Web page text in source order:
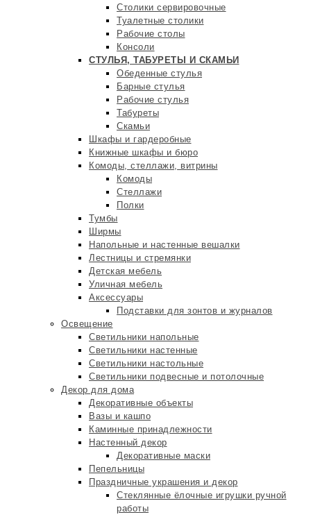
Столики сервировочные
Туалетные столики
Рабочие столы
Консоли
СТУЛЬЯ, ТАБУРЕТЫ И СКАМЬИ
Обеденные стулья
Барные стулья
Рабочие стулья
Табуреты
Скамьи
Шкафы и гардеробные
Книжные шкафы и бюро
Комоды, стеллажи, витрины
Комоды
Стеллажи
Полки
Тумбы
Ширмы
Напольные и настенные вешалки
Лестницы и стремянки
Детская мебель
Уличная мебель
Аксессуары
Подставки для зонтов и журналов
Освещение
Светильники напольные
Светильники настенные
Светильники настольные
Светильники подвесные и потолочные
Декор для дома
Декоративные объекты
Вазы и кашпо
Каминные принадлежности
Настенный декор
Декоративные маски
Пепельницы
Праздничные украшения и декор
Стеклянные ёлочные игрушки ручной
работы